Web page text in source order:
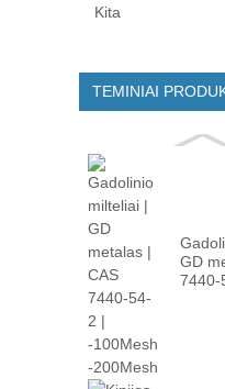
Kita
TEMINIAI
GD
7440-